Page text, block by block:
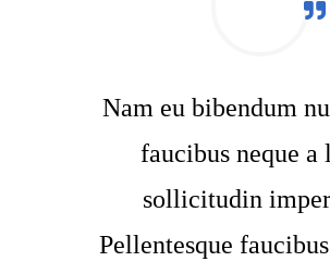
Nam eu bibendum
faucibus neque a
sollicitudin
Pellentesque